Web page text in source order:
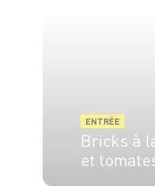
ENTRÉE
Bricks à
et